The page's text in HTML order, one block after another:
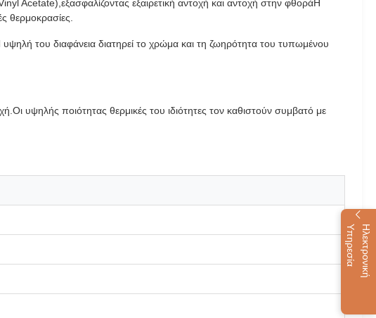
Η
λ
ε
κ
τ
ρ
ο
ν
ι
κ
ή
Υ
π
η
ρ
ε
σ
ί
α
Acetate),εξασφαλίζοντας εξαιρετική αντοχή και αντοχή στην φθοράΗ
θερμοκρασίες.
του διαφάνεια διατηρεί το χρώμα και τη ζωηρότητα του τυπωμένου
υψηλής ποιότητας θερμικές του ιδιότητες τον καθιστούν συμβατό με